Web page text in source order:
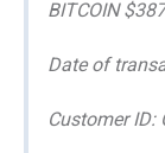
BITCOIN
Date of
Customer ID: